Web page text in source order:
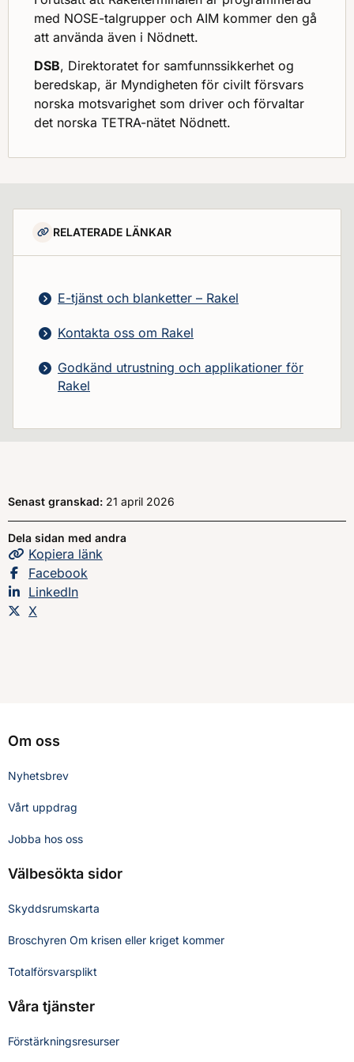
med NOSE-talgrupper och AIM kommer den gå
att använda även i Nödnett.
DSB, Direktoratet for samfunnssikkerhet og
beredskap, är Myndigheten för civilt försvars
norska motsvarighet som driver och förvaltar
det norska TETRA-nätet Nödnett.
RELATERADE LÄNKAR
E-tjänst och blanketter – Rakel
Kontakta oss om Rakel
Godkänd utrustning och applikationer för
Rakel
Senast granskad: 21 april 2026
Dela sidan med andra
Kopiera sidans
länk
Dela sidan på
Facebook
Dela sidan på
LinkedIn
Dela sidan på
X
Om oss
Nyhetsbrev
Vårt uppdrag
Jobba hos oss
Välbesökta sidor
Skyddsrumskarta
Broschyren Om krisen eller kriget kommer
Totalförsvarsplikt
Våra tjänster
Förstärkningsresurser